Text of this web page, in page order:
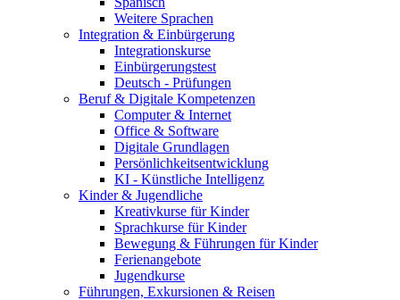
Weitere Sprachen
Integration & Einbürgerung
Integrationskurse
Einbürgerungstest
Deutsch - Prüfungen
Beruf & Digitale Kompetenzen
Computer & Internet
Office & Software
Digitale Grundlagen
Persönlichkeitsentwicklung
KI - Künstliche Intelligenz
Kinder & Jugendliche
Kreativkurse für Kinder
Sprachkurse für Kinder
Bewegung & Führungen für Kinder
Ferienangebote
Jugendkurse
Führungen, Exkursionen & Reisen